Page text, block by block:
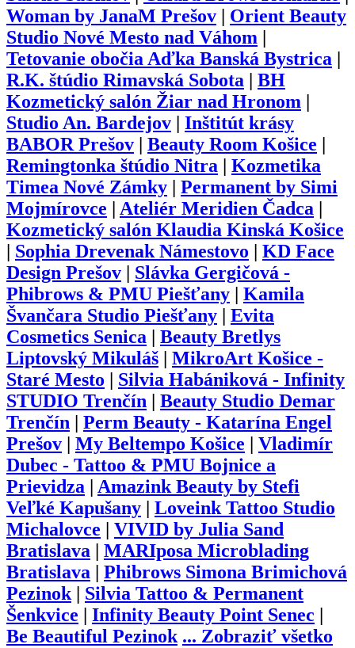
Woman by JanaM Prešov
Orient Beauty
Studio Nové Mesto nad Váhom
Tetovanie obočia Aďka Banská Bystrica
R.K. štúdio Rimavská Sobota
BH
Kozmetický salón Žiar nad Hronom
Studio An. Bardejov
Inštitút krásy
BABOR Prešov
Beauty Room Košice
Remingtonka štúdio Nitra
Kozmetika
Timea Nové Zámky
Permanent by Simi
Mojmírovce
Ateliér Meridien Čadca
Kozmetický salón Klaudia Kinská Košice
Sophia Drevenak Námestovo
KD Face
Design Prešov
Slávka Gergičová -
Phibrows & PMU Piešťany
Kamila
Švančara Studio Piešťany
Evita
Cosmetics Senica
Beauty Bretlys
Liptovský Mikuláš
MikroArt Košice -
Staré Mesto
Silvia Habániková - Infinity
STUDIO Trenčín
Beauty Studio Demar
Trenčín
Perm Beauty - Katarína Engel
Prešov
My Beltempo Košice
Vladimír
Dubec - Tattoo & PMU Bojnice a
Prievidza
Amazink Beauty by Stefi
Veľké Kapušany
Loveink Tattoo Studio
Michalovce
VIVID by Julia Sand
Bratislava
MARIposa Microblading
Bratislava
Phibrows Simona Brimichová
Pezinok| Silvia Tattoo & Permanent
Šenkvice
Infinity Beauty Point Senec
Be Beautiful Pezinok ... Zobraziť všetko